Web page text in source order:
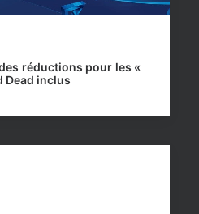
réductions pour les «
Dead inclus